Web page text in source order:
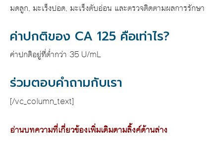
มดลูก, มะเร็งปอด, มะเร็งตับอ่อน และตรวจติดตามผลการรักษา
ค่าปกติของ CA 125 คือเท่าไร?
ค่าปกติอยู่ที่ต่ำกว่า 35 U/mL
ร่วมตอบคำถามกับเรา
[/vc_column_text]
อ่านบทความที่เกี่ยวข้องเพิ่มเติมตามลิ้งค์ด้านล่าง